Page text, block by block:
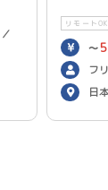
リモートOK
〜
フ
日